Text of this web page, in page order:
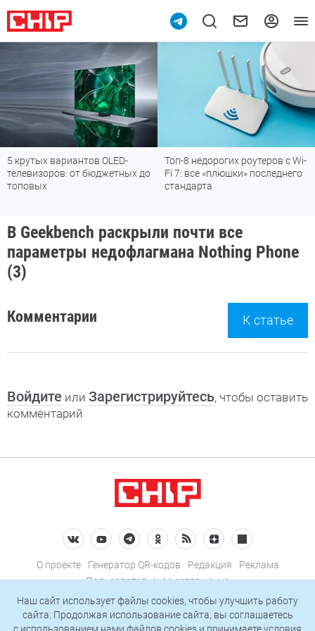
вариантов OLED-
от бюджетных до
Топ-8 недорогих роутеров с Wi-
Fi 7: все «плюшки» последнего
стандарта
В Geekbench раскрыли почти все
параметры недофлагмана Nothing Phone
(3)
Комментарии К статье
Войдите или Зарегистрируйтесь, чтобы оставить
комментарий
О проекте Генератор QR-кодов Редакция
Реклама
Пользовательское соглашение
Политика конфиденциальности
Подписаться на рассылку
Наш сайт использует файлы cookies, чтобы улучшить работу
сайта. Продолжая использование сайта, вы соглашаетесь